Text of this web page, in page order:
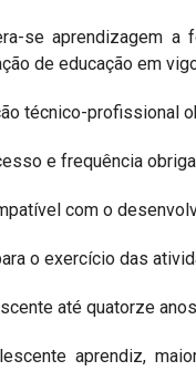
se aprendizagem
de educação em
técnico-profissional
e frequência
com o
o exercício das
até quatorze
aprendiz,